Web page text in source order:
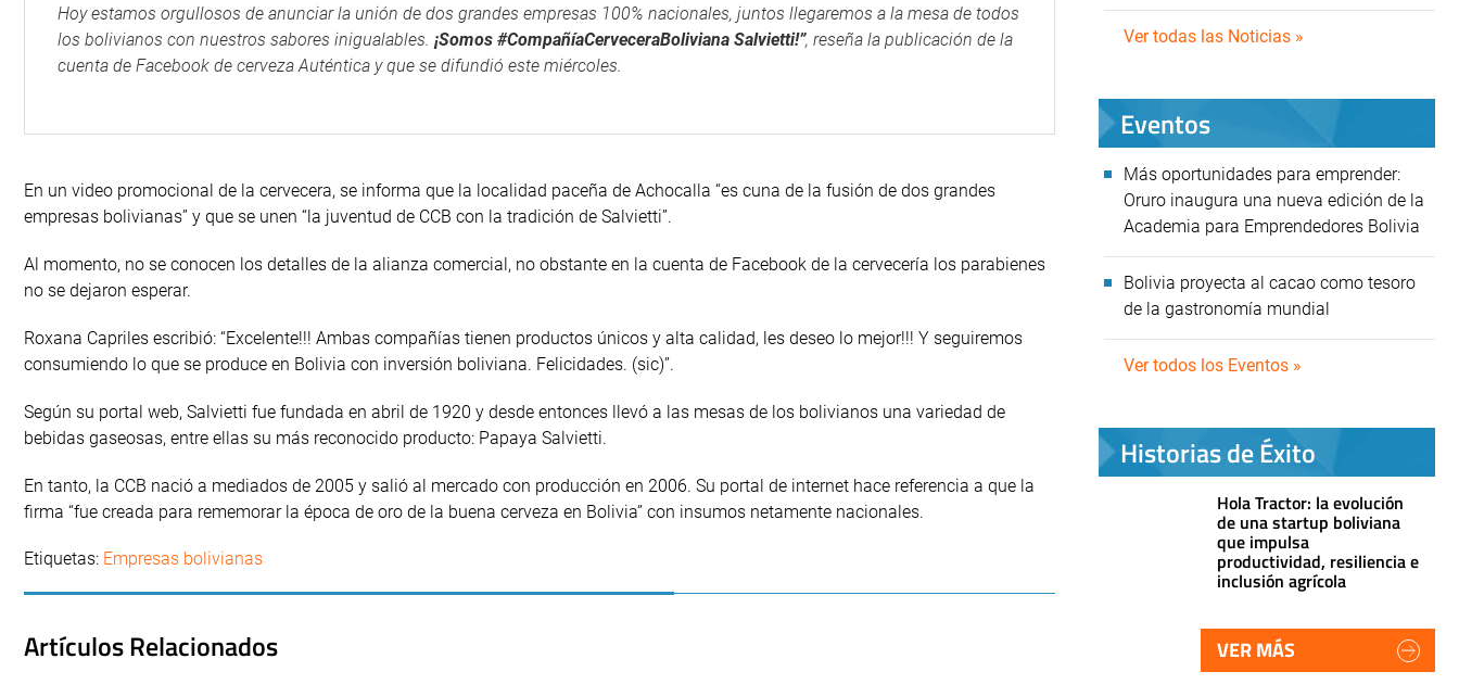
Hoy estamos orgullosos de anunciar la unión de dos grandes empresas 100% nacionales, juntos llegaremos a la mesa de todos
los bolivianos con nuestros sabores inigualables. ¡Somos #CompañíaCerveceraBoliviana Salvietti!”, reseña la publicación de la
cuenta de Facebook de cerveza Auténtica y que se difundió este miércoles.
En un video promocional de la cervecera, se informa que la localidad paceña de Achocalla “es cuna de la fusión de dos grandes
empresas bolivianas” y que se unen “la juventud de CCB con la tradición de Salvietti”.
Al momento, no se conocen los detalles de la alianza comercial, no obstante en la cuenta de Facebook de la cervecería los parabienes
no se dejaron esperar.
Roxana Capriles escribió: “Excelente!!! Ambas compañías tienen productos únicos y alta calidad, les deseo lo mejor!!! Y seguiremos
consumiendo lo que se produce en Bolivia con inversión boliviana. Felicidades. (sic)”.
Según su portal web, Salvietti fue fundada en abril de 1920 y desde entonces llevó a las mesas de los bolivianos una variedad de
bebidas gaseosas, entre ellas su más reconocido producto: Papaya Salvietti.
En tanto, la CCB nació a mediados de 2005 y salió al mercado con producción en 2006. Su portal de internet hace referencia a que la
firma “fue creada para rememorar la época de oro de la buena cerveza en Bolivia” con insumos netamente nacionales.
Etiquetas: Empresas bolivianas
Artículos Relacionados
Ver todas las Noticias »
Eventos
Más oportunidades para emprender:
Oruro inaugura una nueva edición de la
Academia para Emprendedores Bolivia
Bolivia proyecta al cacao como tesoro
de la gastronomía mundial
Ver todos los Eventos »
Historias de Éxito
Hola Tractor: la evolución
de una startup boliviana
que impulsa
productividad, resiliencia e
inclusión agrícola
VER MÁS